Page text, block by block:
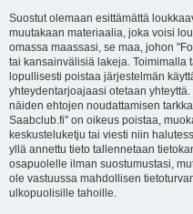
Suostut olemaan esittämättä
muutakaan materiaalia, joka voisi
omassa maassasi, se maa, johon
tai kansainvälisiä lakeja. Toimimalla
lopullisesti poistaa järjestelmän
yhteydentarjoajaasi otetaan
näiden ehtojen noudattamisen
Saabclub.fi" on oikeus poistaa,
keskusteluketju tai viesti niin
yllä annettu tieto tallennetaan
osapuolelle ilman suostumustasi,
ole vastuussa mahdollisen
ulkopuolisille tahoille.